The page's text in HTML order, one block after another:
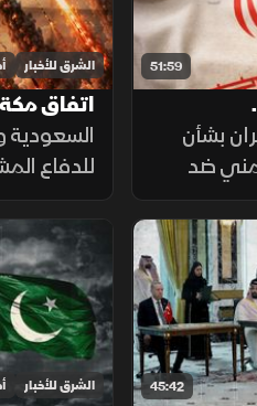
51:59
بشأن
ضد
الشرق للأخبار
اتفاق
وتحركات
السعودية
للدفاع
على إحدى
بالتزامن
45:42 الشرق للأخبار